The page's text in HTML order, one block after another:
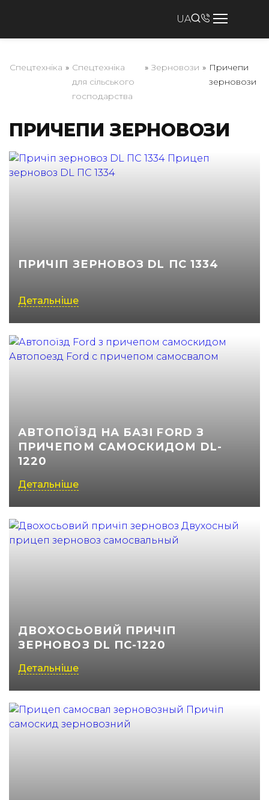
UA
(067) 351-45-15
Спецтехніка » Спецтехніка
для сільського
господарства
» Зерновози » Причепи
зерновози
ПРИЧЕПИ ЗЕРНОВОЗИ
ПРИЧІП ЗЕРНОВОЗ DL ПС 1334
Детальніше
АВТОПОЇЗД НА БАЗІ FORD З
ПРИЧЕПОМ САМОСКИДОМ DL-
1220
Детальніше
ДВОХОСЬОВИЙ ПРИЧІП
ЗЕРНОВОЗ DL ПС-1220
Детальніше